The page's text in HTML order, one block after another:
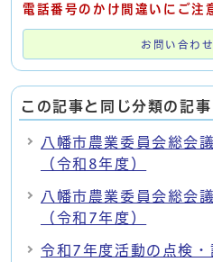
電話番号のかけ間違いにご注
お問い合わ
この記事と同じ分類の記事
八幡市農業委員会総会
（令和8年度）
八幡市農業委員会総会
（令和7年度）
令和7年度活動の点検